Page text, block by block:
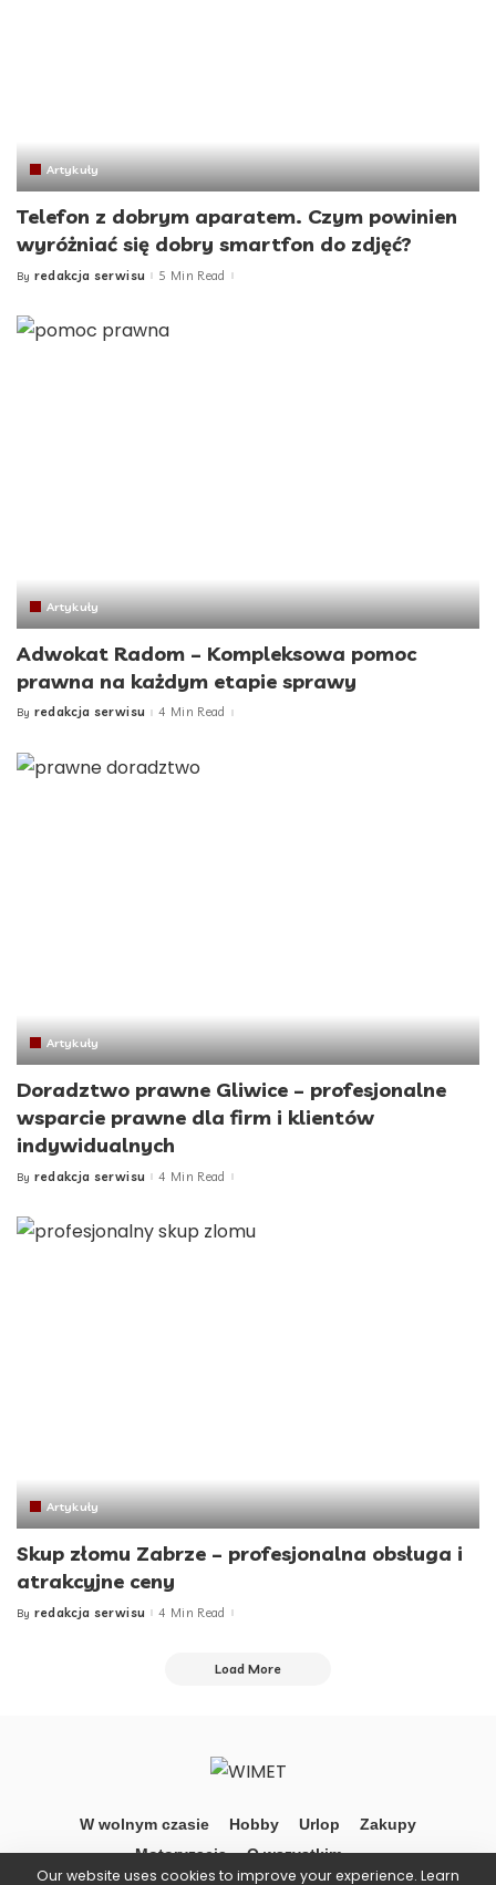
Artykuły
Telefon z dobrym aparatem. Czym powinien
wyróżniać się dobry smartfon do zdjęć?
Posted
By redakcja serwisu 5 Min Read
Artykuły
Adwokat Radom – Kompleksowa pomoc
prawna na każdym etapie sprawy
Posted
By redakcja serwisu 4 Min Read
Artykuły
Doradztwo prawne Gliwice – profesjonalne
wsparcie prawne dla firm i klientów
indywidualnych
Posted
By redakcja serwisu 4 Min Read
Artykuły
Skup złomu Zabrze – profesjonalna obsługa i
atrakcyjne ceny
Posted
By redakcja serwisu 4 Min Read
Load More
W wolnym czasie Hobby Urlop
Zakupy
Motoryzacja
O wszystkim …
Our website uses cookies to improve your experience. Learn